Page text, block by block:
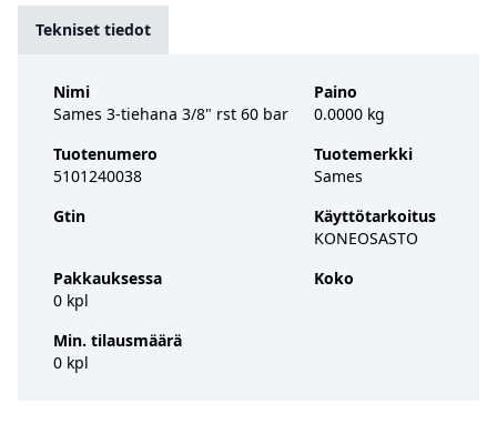
Tekniset tiedot
Nimi
Sames 3-tiehana 3/8" rst 60 bar
Tuotenumero
5101240038
Gtin
Pakkauksessa
0 kpl
Min. tilausmäärä
0 kpl
Paino
0.0000 kg
Tuotemerkki
Sames
Käyttötarkoitus
KONEOSASTO
Koko